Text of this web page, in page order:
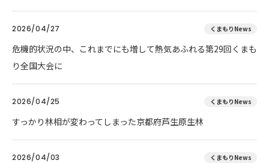
2026/04/27 くまもりNews
危機的状況の中、これまでにも増して熱気あふれる第29回くまも
り全国大会に
2026/04/25 くまもりNews
すっかり林相が変わってしまった京都府芦生原生林
2026/04/03 くまもりNews